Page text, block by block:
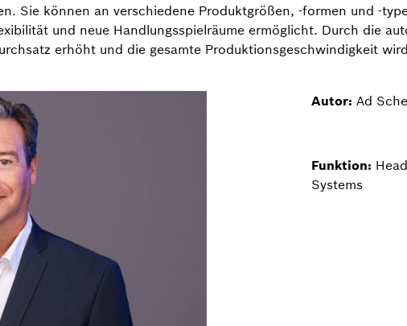
Sie können an verschiedene Produktgrößen, -formen und -
und neue Handlungsspielräume ermöglicht. Durch die
erhöht und die gesamte Produktionsgeschwindigkeit
Autor: Ad
Funktion:
Systems